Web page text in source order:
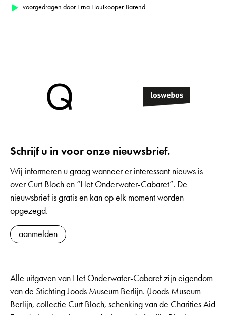
oorspronkelijke taal
voorgedragen door Erna Houtkooper-Barend
Schrijf u in voor onze nieuwsbrief.
Wij informeren u graag wanneer er interessant nieuws is
over Curt Bloch en “Het Onderwater-Cabaret”. De
nieuwsbrief is gratis en kan op elk moment worden
opgezegd.
aanmelden
Alle uitgaven van Het Onderwater-Cabaret zijn eigendom
van de Stichting Joods Museum Berlijn. (Joods Museum
Berlijn, collectie Curt Bloch, schenking van de Charities Aid